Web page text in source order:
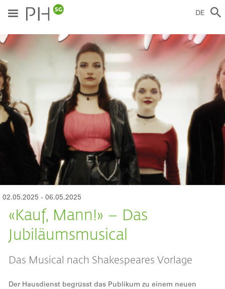
zum
Inhalt
DE
02.05.2025 - 06.05.2025
«Kauf, Mann!» – Das
Jubiläumsmusical
Das Musical nach Shakespeares Vorlage
Der Hausdienst begrüsst das Publikum zu einem neuen